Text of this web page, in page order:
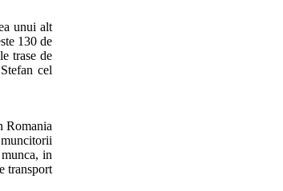
unui alt
130 de
trase de
cel
Romania
in
transport